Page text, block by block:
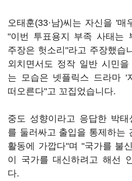
오태훈(33·남)씨는 자신을 '매
"이번 투표용지 부족 사태는
주장은 헛소리"라고 주장했습
외치면서도 정작 일반 시민
는 모습은 넷플릭스 드라마 '
떠오른다"고 꼬집었습니다.
중도 성향이라고 응답한 박태
를 둘러싸고 출입을 통제하는
활동에 가깝다"며 "국가를 불
이 국가를 대신하려고 해선
다.